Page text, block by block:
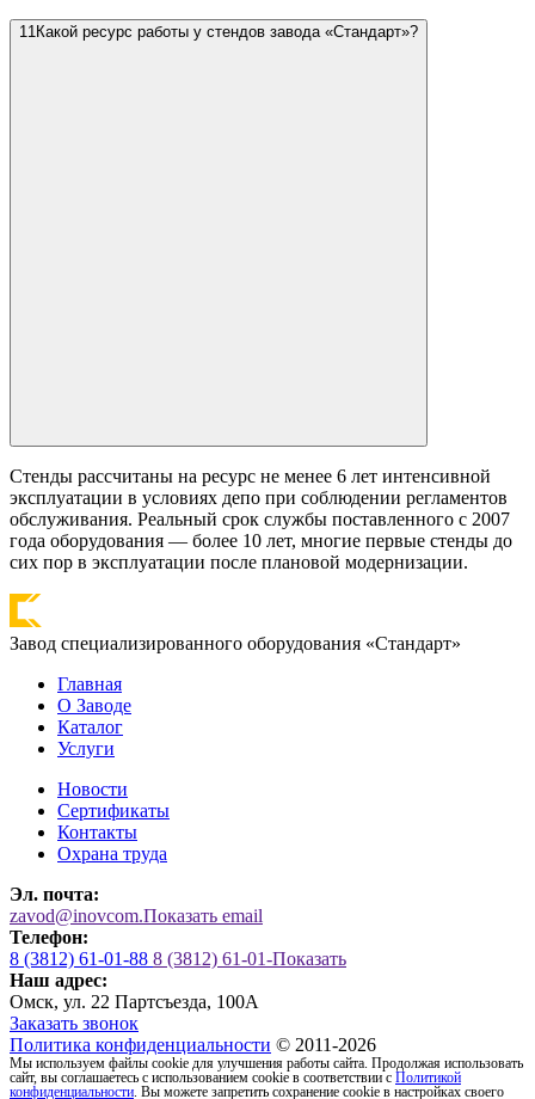
11 Какой ресурс работы у стендов завода «Стандарт»?
Стенды рассчитаны на ресурс не менее 6 лет интенсивной
эксплуатации в условиях депо при соблюдении регламентов
обслуживания. Реальный срок службы поставленного с 2007
года оборудования — более 10 лет, многие первые стенды до
сих пор в эксплуатации после плановой модернизации.
Завод специализированного оборудования «Стандарт»
Главная
О Заводе
Каталог
Услуги
Новости
Сертификаты
Контакты
Охрана труда
Эл. почта:
zavod@inovcom.Показать email
Телефон:
8 (3812) 61-01-88 8 (3812) 61-01-Показать
Наш адрес:
Омск, ул. 22 Партсъезда, 100А
Заказать звонок
Политика конфиденциальности © 2011-2026
Мы используем файлы cookie для улучшения работы сайта. Продолжая использовать
сайт, вы соглашаетесь с использованием cookie в соответствии с Политикой
конфиденциальности . Вы можете запретить сохранение cookie в настройках своего